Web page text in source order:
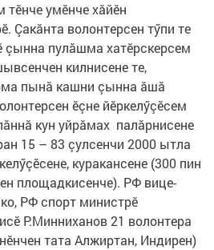
тӗнче умӗнче хăйӗн
Çакăнта волонтерсен тӳпи те
çынна пулăшма хатӗрскерсем
килнисене те,
пынă кашни çынна ăшă
ӗçне йӗркелӳçӗсем
кун уйрăмах палăрнисене
15 – 83 çулсенчи 2000 ытла
куракансене (300 пин
площадкисенче). РФ вице-
РФ спорт министрӗ
Р.Минниханов 21 волонтера
тата Алжиртан, Индирен)